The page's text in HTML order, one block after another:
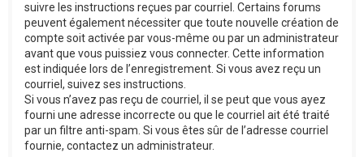
suivre les instructions reçues par courriel. Certains forums
peuvent également nécessiter que toute nouvelle création de
compte soit activée par vous-même ou par un administrateur
avant que vous puissiez vous connecter. Cette information
est indiquée lors de l’enregistrement. Si vous avez reçu un
courriel, suivez ses instructions.
Si vous n’avez pas reçu de courriel, il se peut que vous ayez
fourni une adresse incorrecte ou que le courriel ait été traité
par un filtre anti-spam. Si vous êtes sûr de l’adresse courriel
fournie, contactez un administrateur.